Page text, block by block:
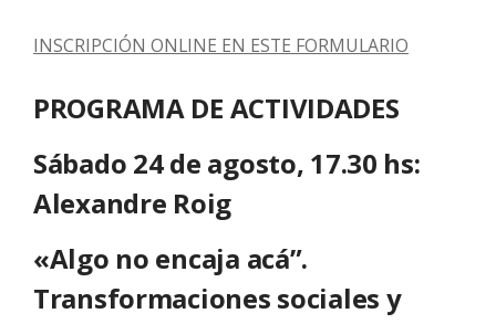
INSCRIPCIÓN ONLINE EN ESTE FORMULARIO
PROGRAMA DE ACTIVIDADES
Sábado 24 de agosto, 17.30 hs:
Alexandre Roig
«Algo no encaja acá”.
Transformaciones sociales y